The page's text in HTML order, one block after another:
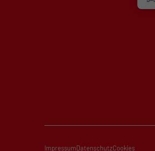
ImpressumDatenschutzCookies